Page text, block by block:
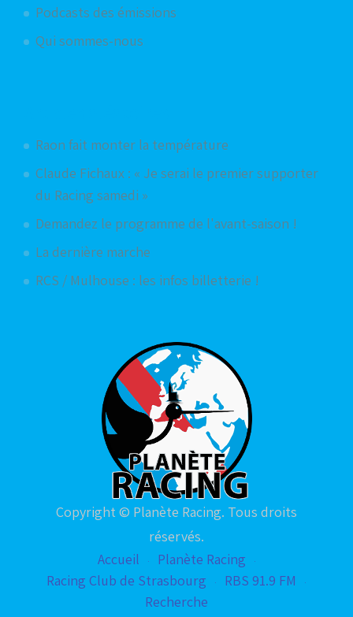
Podcasts des émissions
Qui sommes-nous
Raon fait monter la température
Claude Fichaux : « Je serai le premier supporter
du Racing samedi »
Demandez le programme de l'avant-saison !
La dernière marche
RCS / Mulhouse : les infos billetterie !
Copyright © Planète Racing. Tous droits
réservés.
Accueil
Planète Racing
Racing Club de Strasbourg
RBS 91.9 FM
Recherche